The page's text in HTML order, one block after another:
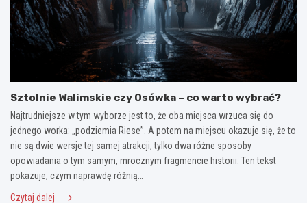
Sztolnie Walimskie czy Osówka – co warto wybrać?
Najtrudniejsze w tym wyborze jest to, że oba miejsca wrzuca się do
jednego worka: „podziemia Riese”. A potem na miejscu okazuje się, że to
nie są dwie wersje tej samej atrakcji, tylko dwa różne sposoby
opowiadania o tym samym, mrocznym fragmencie historii. Ten tekst
pokazuje, czym naprawdę różnią…
Czytaj dalej